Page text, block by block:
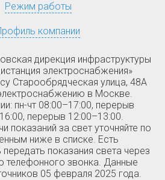
Режим работы
компании
дирекция инфраструктуры
электроснабжения»
Старообрядческая улица, 48А
в Москве.
пн-чт 08:00–17:00, перерыв
перерыв 12:00–13:00.
показаний за свет уточняйте по
ниже в списке. Есть
показания света через
телефонного звонка. Данные
05 февраля 2025 года.